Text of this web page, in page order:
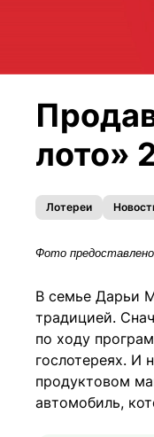
лото»
Лотереи
Фото
В семье Дарьи
традицией.
по ходу
гослотереях. И
продуктовом
автомобиль,